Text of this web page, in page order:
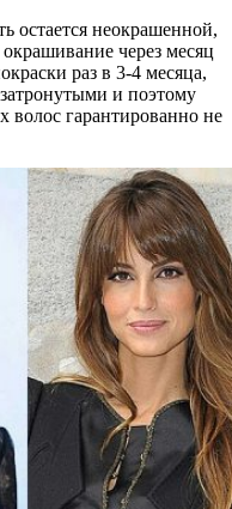
остается неокрашенной,
через месяц
раз в 3-4 месяца,
и поэтому
гарантированно не